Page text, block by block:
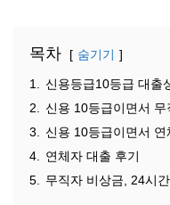
목차 숨기기
1. 신용등급10등급 대출
2. 신용 10등급이면서
3. 신용 10등급이면서
4. 연체자 대출 후기
5. 무직자 비상금, 24시